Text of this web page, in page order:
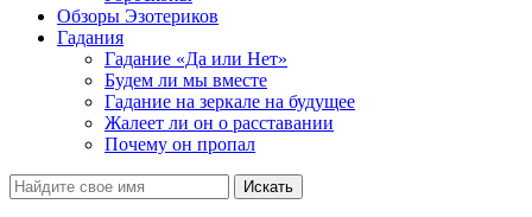
Обзоры Эзотериков
Гадания
Гадание «Да или Нет»
Будем ли мы вместе
Гадание на зеркале на будущее
Жалеет ли он о расставании
Почему он пропал